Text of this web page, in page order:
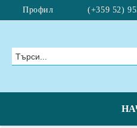
Профил (+359 52)